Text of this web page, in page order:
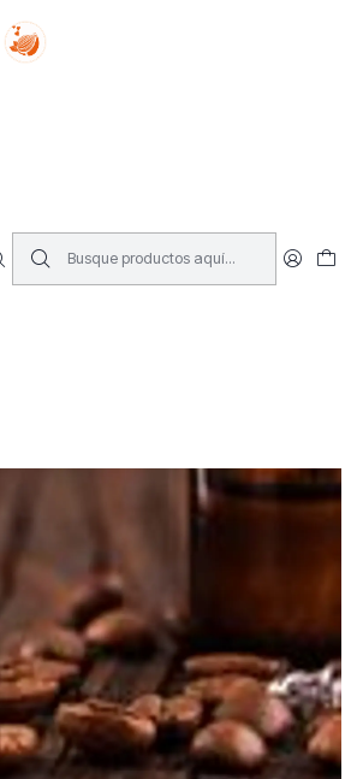
Tus sueños se concretan aquí !!!